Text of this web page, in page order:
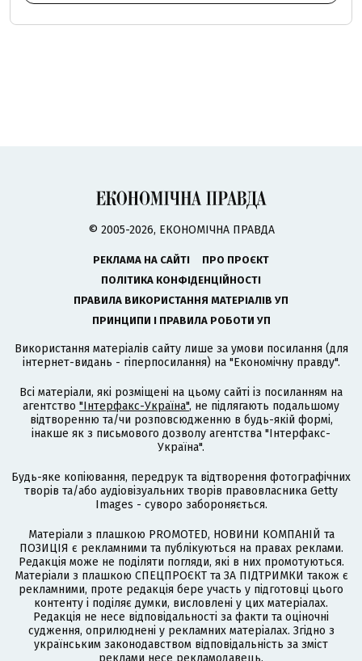
© 2005-2026, ЕКОНОМІЧНА ПРАВДА
РЕКЛАМА НА САЙТІ
ПРО ПРОЄКТ
ПОЛІТИКА КОНФІДЕНЦІЙНОСТІ
ПРАВИЛА ВИКОРИСТАННЯ МАТЕРІАЛІВ УП
ПРИНЦИПИ І ПРАВИЛА РОБОТИ УП
Використання матеріалів сайту лише за умови посилання (для
інтернет-видань - гіперпосилання) на "Економічну правду".
Всі матеріали, які розміщені на цьому сайті із посиланням на
агентство "Інтерфакс-Україна", не підлягають подальшому
відтворенню та/чи розповсюдженню в будь-якій формі,
інакше як з письмового дозволу агентства "Інтерфакс-
Україна".
Будь-яке копіювання, передрук та відтворення фотографічних
творів та/або аудіовізуальних творів правовласника Getty
Images - суворо забороняється.
Матеріали з плашкою PROMOTED, НОВИНИ КОМПАНІЙ та
ПОЗИЦІЯ є рекламними та публікуються на правах реклами.
Редакція може не поділяти погляди, які в них промотуються.
Матеріали з плашкою СПЕЦПРОЄКТ та ЗА ПІДТРИМКИ також є
рекламними, проте редакція бере участь у підготовці цього
контенту і поділяє думки, висловлені у цих матеріалах.
Редакція не несе відповідальності за факти та оціночні
судження, оприлюднені у рекламних матеріалах. Згідно з
українським законодавством відповідальність за зміст